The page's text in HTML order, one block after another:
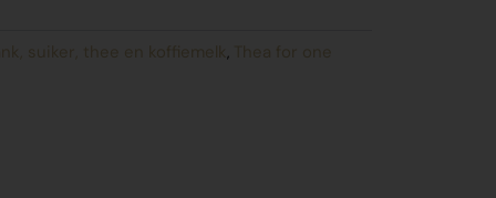
suiker, thee en koffiemelk , Thea for one